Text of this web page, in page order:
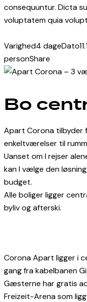
consequuntur. Dicta
voluptatem quia
Varighed4 dageDato
personShare
Twitter-
Facebook
Share-
Copy
to
clipboard
Bo
Apart Corona tilbyder
enkeltværelser til
Uanset om I rejser
kan I vælge den
budget.
Alle boliger ligger
byliv og afterski.
Corona Apart ligger i
gang fra kabelbanen
Gæsterne har gratis
Freizeit-Arena som